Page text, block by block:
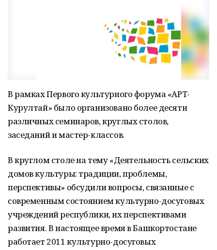
В рамках Первого культурного форума «АРТ-
Курултай» было организовано более десяти
различных семинаров, круглых столов,
заседаний и мастер-классов.
В круглом столе на тему «Деятельность сельских
домов культуры: традиции, проблемы,
перспективы» обсудили вопросы, связанные с
современным состоянием культурно-досуговых
учреждений республики, их перспективами
развития. В настоящее время в Башкортостане
работает 2011 культурно-досуговых